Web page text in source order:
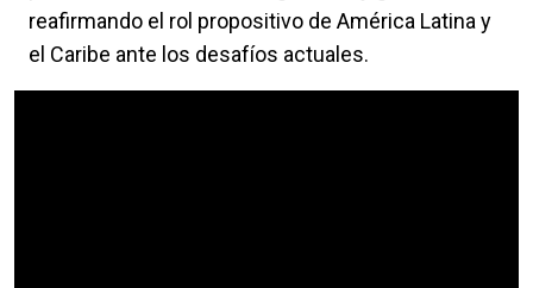
reafirmando el rol propositivo de América Latina y
el Caribe ante los desafíos actuales.